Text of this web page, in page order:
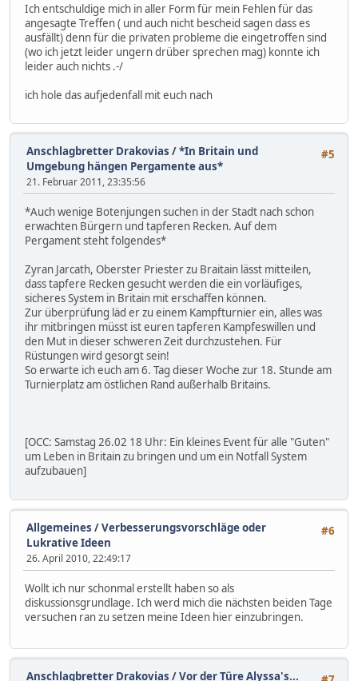
Ich entschuldige mich in aller Form für mein Fehlen für das
angesagte Treffen ( und auch nicht bescheid sagen dass es
ausfällt) denn für die privaten probleme die eingetroffen sind
(wo ich jetzt leider ungern drüber sprechen mag) konnte ich
leider auch nichts .-/
ich hole das aufjedenfall mit euch nach
#5
Anschlagbretter Drakovias /*In Britain und
Umgebung hängen Pergamente aus*
21. Februar 2011, 23:35:56
*Auch wenige Botenjungen suchen in der Stadt nach schon
erwachten Bürgern und tapferen Recken. Auf dem
Pergament steht folgendes*
Zyran Jarcath, Oberster Priester zu Braitain lässt mitteilen,
dass tapfere Recken gesucht werden die ein vorläufiges,
sicheres System in Britain mit erschaffen können.
Zur überprüfung läd er zu einem Kampfturnier ein, alles was
ihr mitbringen müsst ist euren tapferen Kampfeswillen und
den Mut in dieser schweren Zeit durchzustehen. Für
Rüstungen wird gesorgt sein!
So erwarte ich euch am 6. Tag dieser Woche zur 18. Stunde am
Turnierplatz am östlichen Rand außerhalb Britains.
[OCC: Samstag 26.02 18 Uhr: Ein kleines Event für alle "Guten"
um Leben in Britain zu bringen und um ein Notfall System
aufzubauen]
#6
Allgemeines /Verbesserungsvorschläge oder
Lukrative Ideen
26. April 2010, 22:49:17
Wollt ich nur schonmal erstellt haben so als
diskussionsgrundlage. Ich werd mich die nächsten beiden Tage
versuchen ran zu setzen meine Ideen hier einzubringen.
Anschlagbretter Drakovias /Vor der Türe Alyssa's...